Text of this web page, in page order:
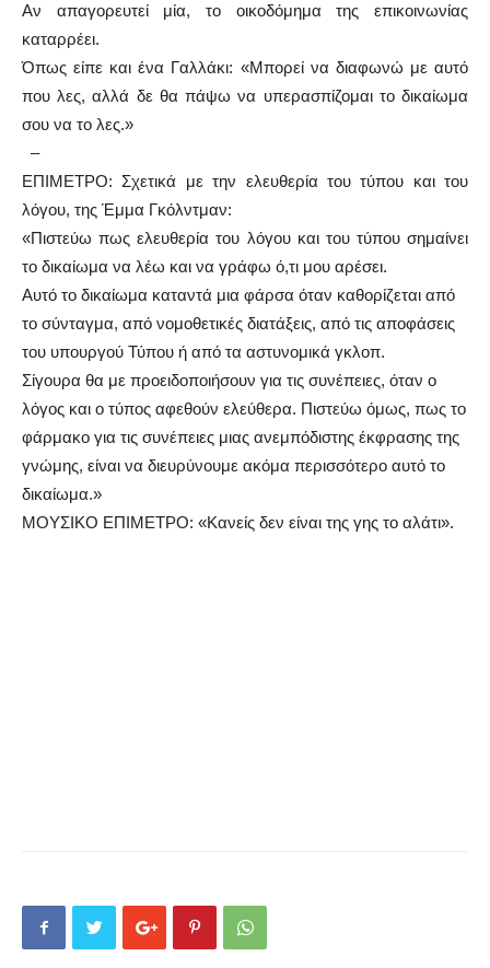
Αν απαγορευτεί μία, το οικοδόμημα της επικοινωνίας
καταρρέει.
Όπως είπε και ένα Γαλλάκι: «Μπορεί να διαφωνώ με αυτό
που λες, αλλά δε θα πάψω να υπερασπίζομαι το δικαίωμα
σου να το λες.»
–
ΕΠΙΜΕΤΡΟ: Σχετικά με την ελευθερία του τύπου και του
λόγου, της Έμμα Γκόλντμαν:
«Πιστεύω πως ελευθερία του λόγου και του τύπου σημαίνει
το δικαίωμα να λέω και να γράφω ό,τι μου αρέσει.
Αυτό το δικαίωμα καταντά μια φάρσα όταν καθορίζεται από
το σύνταγμα, από νομοθετικές διατάξεις, από τις αποφάσεις
του υπουργού Τύπου ή από τα αστυνομικά γκλοπ.
Σίγουρα θα με προειδοποιήσουν για τις συνέπειες, όταν ο
λόγος και ο τύπος αφεθούν ελεύθερα. Πιστεύω όμως, πως το
φάρμακο για τις συνέπειες μιας ανεμπόδιστης έκφρασης της
γνώμης, είναι να διευρύνουμε ακόμα περισσότερο αυτό το
δικαίωμα.»
ΜΟΥΣΙΚΟ ΕΠΙΜΕΤΡΟ: «Κανείς δεν είναι της γης το αλάτι».